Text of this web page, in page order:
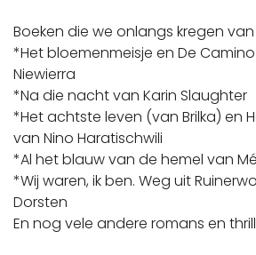
Boeken die we onlangs kregen van
*Het bloemenmeisje en De
Niewierra
*Na die nacht van Karin Slaughter
*Het achtste leven (van Brilka) en
van Nino Haratischwili
*Al het blauw van de hemel van
*Wij waren, ik ben. Weg uit
Dorsten
En nog vele andere romans en